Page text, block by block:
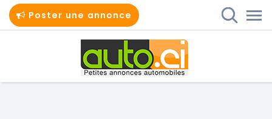
Poster une annonce